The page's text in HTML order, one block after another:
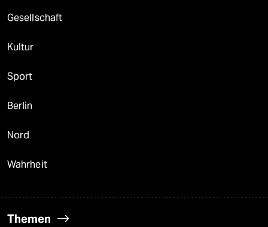
Gesellschaft
Kultur
Sport
Berlin
Nord
Wahrheit
Themen